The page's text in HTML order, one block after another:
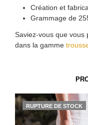
Création et
Grammage de
Saviez-vous que vous
dans la gamme
RUPTURE DE STOCK